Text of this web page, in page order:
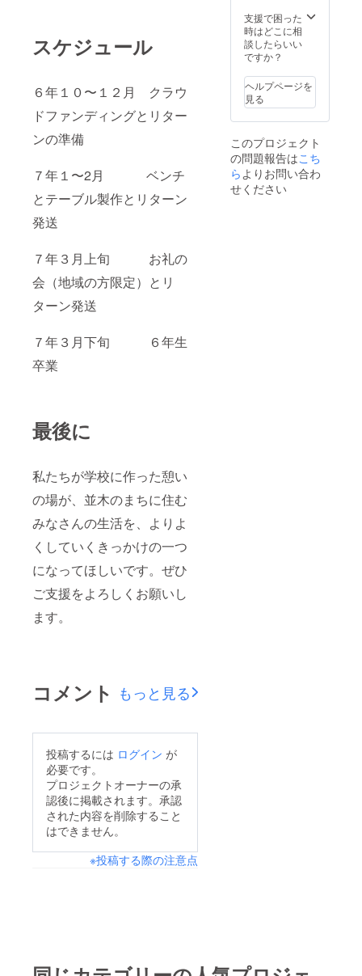
スケジュール
６年１０〜１２月 クラウ
ドファンディングとリター
ンの準備
７年１〜2月 ベンチ
とテーブル製作とリターン
発送
７年３月上旬 お礼の
会（地域の方限定）とリ
ターン発送
７年３月下旬 ６年生
卒業
最後に
私たちが学校に作った憩い
の場が、並木のまちに住む
みなさんの生活を、よりよ
くしていくきっかけの一つ
になってほしいです。ぜひ
ご支援をよろしくお願いし
ます。
コメント もっと見る
投稿するには ログイン が
必要です。
プロジェクトオーナーの承
認後に掲載されます。承認
された内容を削除すること
はできません。
※投稿する際の注意点
横浜
市金沢
区並木
TEL０
４５−７
７４−０
５２１
者様と
の連絡
方法：
詳細は
メール
支援で困った
時はどこに相
談したらいい
ですか？
ヘルプページを
見る
このプロジェクト
の問題報告はこち
らよりお問い合わ
せください